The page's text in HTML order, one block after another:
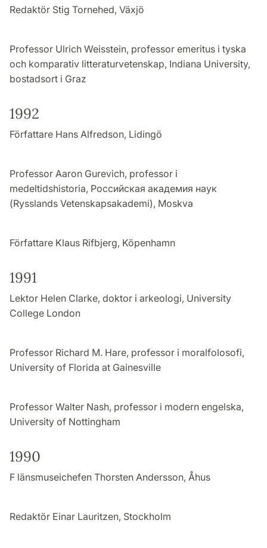
Redaktör Stig Tornehed, Växjö
Professor Ulrich Weisstein, professor emeritus i tyska
och komparativ litteraturvetenskap, Indiana University,
bostadsort i Graz
1992
Författare Hans Alfredson, Lidingö
Professor Aaron Gurevich, professor i
medeltidshistoria, Российская академия наук
(Rysslands Vetenskapsakademi), Moskva
Författare Klaus Rifbjerg, Köpenhamn
1991
Lektor Helen Clarke, doktor i arkeologi, University
College London
Professor Richard M. Hare, professor i moralfolosofi,
University of Florida at Gainesville
Professor Walter Nash, professor i modern engelska,
University of Nottingham
1990
F länsmuseichefen Thorsten Andersson, Åhus
Redaktör Einar Lauritzen, Stockholm